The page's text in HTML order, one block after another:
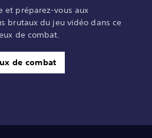
et préparez-vous aux
brutaux du jeu vidéo dans ce
de combat.
de combat